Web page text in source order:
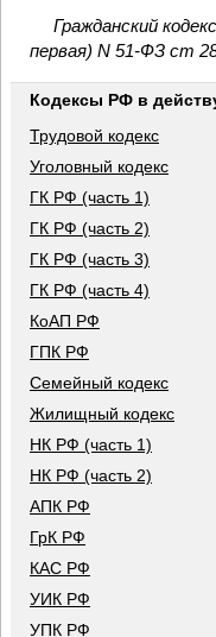
Гражданский
первая) N 51-ФЗ ст
Кодексы РФ в
Трудовой кодекс
Уголовный кодекс
ГК РФ (часть 1)
ГК РФ (часть 2)
ГК РФ (часть 3)
ГК РФ (часть 4)
КоАП РФ
ГПК РФ
Семейный кодекс
Жилищный кодекс
НК РФ (часть 1)
НК РФ (часть 2)
АПК РФ
ГрК РФ
КАС РФ
УИК РФ
УПК РФ